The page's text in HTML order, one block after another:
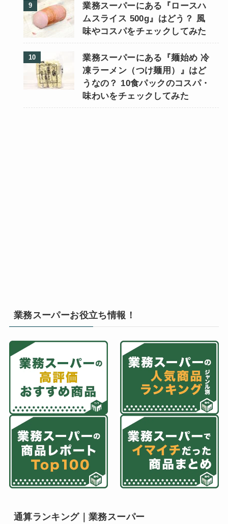
業務スーパーにある『ロースハ
ムスライス 500g』はどう？ 風
味やコスパをチェックしてみた
業務スーパーにある『麺始め 冷
凍ラーメン（つけ麺用）』はど
うなの？ 10食パックのコスパ・
味わいをチェックしてみた
業務スーパーお役立ち情報！
通算ランキング｜業務スーパー